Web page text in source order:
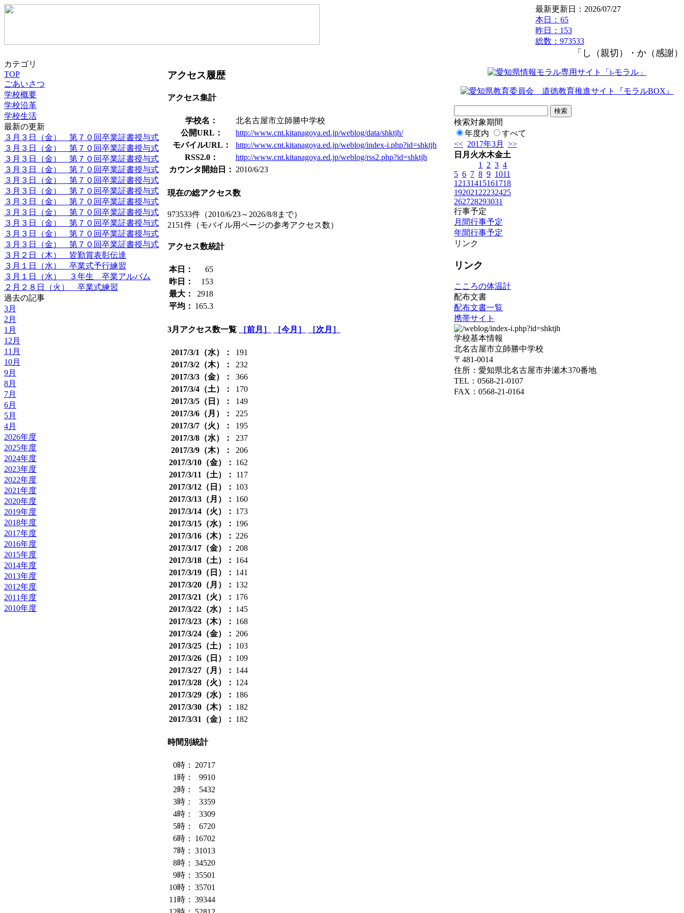
最新更新日：2026/07/27
本日： 65
昨日：153
総数：973533
「し（親切）・か（感謝）
カテゴリ
TOP
ごあいさつ
学校概要
学校沿革
学校生活
最新の更新
３月３日（金） 第７０回卒業証書授与式
３月３日（金） 第７０回卒業証書授与式
３月３日（金） 第７０回卒業証書授与式
３月３日（金） 第７０回卒業証書授与式
３月３日（金） 第７０回卒業証書授与式
３月３日（金） 第７０回卒業証書授与式
３月３日（金） 第７０回卒業証書授与式
３月３日（金） 第７０回卒業証書授与式
３月３日（金） 第７０回卒業証書授与式
３月３日（金） 第７０回卒業証書授与式
３月３日（金） 第７０回卒業証書授与式
３月２日（木） 皆勤賞表彰伝達
３月１日（水） 卒業式予行練習
３月１日（水） ３年生 卒業アルバム
２月２８日（火） 卒業式練習
過去の記事
3月
2月
1月
12月
11月
10月
9月
8月
7月
6月
5月
4月
2026年度
2025年度
2024年度
2023年度
2022年度
2021年度
2020年度
2019年度
2018年度
2017年度
2016年度
2015年度
2014年度
2013年度
2012年度
2011年度
2010年度
アクセス履歴
アクセス集計
学校名：
北名古屋市立師勝中学校
公開URL：
http://www.cnt.kitanagoya.ed.jp/weblog/data/shktjh/
モバイルURL：
http://www.cnt.kitanagoya.ed.jp/weblog/index-i.php?id=shktjh
RSS2.0：
http://www.cnt.kitanagoya.ed.jp/weblog/rss2.php?id=shktjh
カウンタ開始日： 2010/6/23
現在の総アクセス数
973533件（2010/6/23～2026/8/8まで）
2151件（モバイル用ページの参考アクセス数）
アクセス数統計
本日：
65
昨日：
153
最大：
2918
平均： 165.3
3月アクセス数一覧 ［前月］ ［今月］ ［次月］
2017/3/1（水）：
191
2017/3/2（木）：
232
2017/3/3（金）：
366
2017/3/4（土）：
170
2017/3/5（日）：
149
2017/3/6（月）：
225
2017/3/7（火）：
195
2017/3/8（水）：
237
2017/3/9（木）：
206
2017/3/10（金）： 162
2017/3/11（土）：
117
2017/3/12（日）： 103
2017/3/13（月）： 160
2017/3/14（火）： 173
2017/3/15（水）： 196
2017/3/16（木）： 226
2017/3/17（金）： 208
2017/3/18（土）： 164
2017/3/19（日）： 141
2017/3/20（月）： 132
2017/3/21（火）： 176
2017/3/22（水）： 145
2017/3/23（木）： 168
2017/3/24（金）： 206
2017/3/25（土）： 103
2017/3/26（日）： 109
2017/3/27（月）： 144
2017/3/28（火）： 124
2017/3/29（水）： 186
2017/3/30（木）： 182
2017/3/31（金）： 182
時間別統計
0時：
20717
1時：
9910
2時：
5432
3時：
3359
4時：
3309
5時：
6720
6時：
16702
7時： 31013
8時： 34520
9時： 35501
10時： 35701
11時： 39344
検索対象期間
年度内
すべて
<< 2017年3月
>>
日 月 火水木金土
1
2 3 4
5 6 7 8 9 1011
12131415161718
192021 22232425
262728293031
行事予定
月間行事予定
年間行事予定
リンク
リンク
こころの体温計
配布文書
配布文書一覧
携帯サイト
学校基本情報
北名古屋市立師勝中学校
〒481-0014
住所：愛知県北名古屋市井瀬木370番地
TEL：0568-21-0107
FAX：0568-21-0164